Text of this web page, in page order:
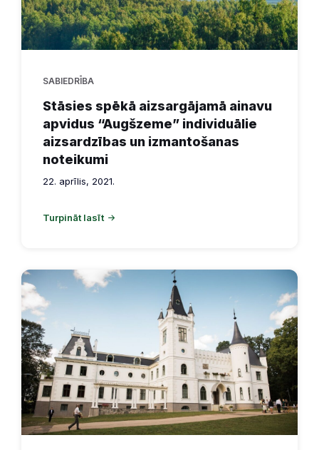
SABIEDRĪBA
Stāsies spēkā aizsargājamā ainavu
apvidus “Augšzeme” individuālie
aizsardzības un izmantošanas
noteikumi
22. aprīlis, 2021.
Turpināt lasīt